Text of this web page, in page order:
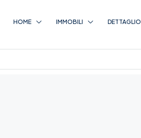
HOME IMMOBILI DETTAGLIO